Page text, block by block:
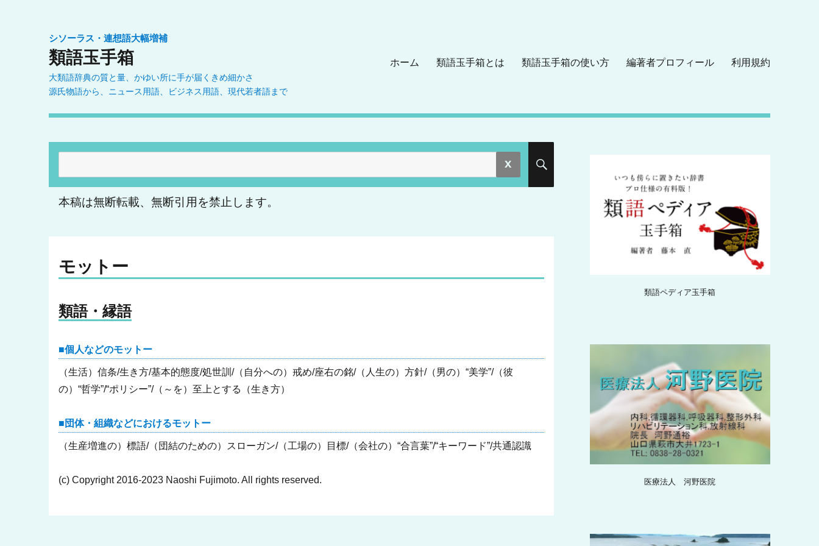
シソーラス・連想語大幅増補
類語玉手箱
大類語辞典の質と量、かゆい所に手が届くきめ細かさ
源氏物語から、ニュース用語、ビジネス用語、現代若者語まで
ホーム 類語玉手箱とは 類語玉手箱の使い方 編著者プロフィール 利用規約
索:
本稿は無断転載、無断引用を禁止します。
モットー
類語・縁語
個人などのモットー
（生活）信条/生き方/基本的態度/処世訓/（自分への）戒め/座右の銘/（人生の）方針/（男の）“美学”/（彼
の）“哲学”/“ポリシー”/（～を）至上とする（生き方）
団体・組織などにおけるモットー
（生産増進の）標語/（団結のための）スローガン/（工場の）目標/（会社の）“合言葉”/“キーワード”/共通認識
(c) Copyright 2016-2023 Naoshi Fujimoto. All rights reserved.
類語ペディア玉手箱
医療法人 河野医院